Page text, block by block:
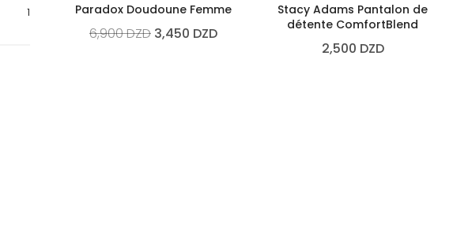
1 Paradox Doudoune Femme
6,900DZD 3,450 DZD
Stacy Adams Pantalon de
détente ComfortBlend
2,500 DZD